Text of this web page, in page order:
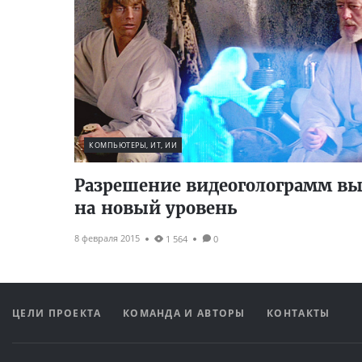
КОМПЬЮТЕРЫ, ИТ, ИИ
Разрешение видеоголограмм
на новый уровень
8 февраля 2015 1 564 0
ЦЕЛИ ПРОЕКТА КОМАНДА И АВТОРЫ КОНТАКТЫ